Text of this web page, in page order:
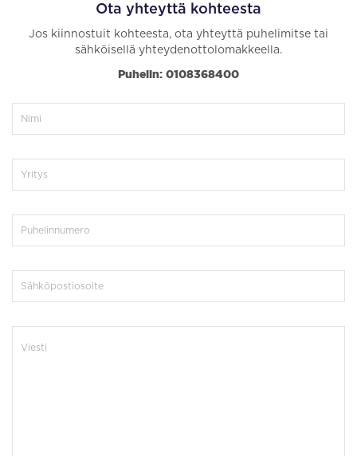
Ota yhteyttä kohteesta
Jos kiinnostuit kohteesta, ota yhteyttä puhelimitse tai
sähköisellä yhteydenottolomakkeella.
Puhelin: 0108368400